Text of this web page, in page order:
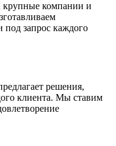
крупные компании и
под запрос каждого
решения,
клиента. Мы ставим